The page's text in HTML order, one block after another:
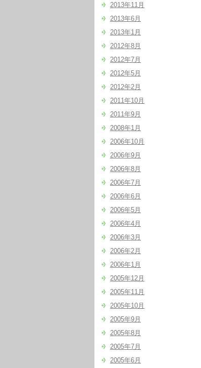
2013年11月
2013年6月
2013年1月
2012年8月
2012年7月
2012年5月
2012年2月
2011年10月
2011年9月
2008年1月
2006年10月
2006年9月
2006年8月
2006年7月
2006年6月
2006年5月
2006年4月
2006年3月
2006年2月
2006年1月
2005年12月
2005年11月
2005年10月
2005年9月
2005年8月
2005年7月
2005年6月